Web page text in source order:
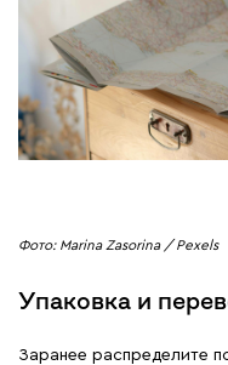
Фото: Marina Zasorina / Pexels
Упаковка и
Заранее распределите